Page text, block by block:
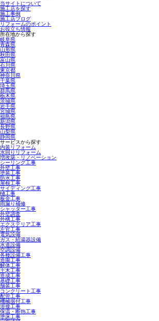
当サイトについて
施工店を探す
施工事例
施工店ブログ
リフォームのポイント
お役立ち情報
所在地から探す
岐阜県
青森県
山形県
秋田県
富山県
石川県
東京都
神奈川県
千葉県
埼玉県
群馬県
栃木県
茨城県
岩手県
宮城県
福島県
新潟県
長野県
山梨県
静岡県
サービスから探す
内装リフォーム
水回りリフォーム
増改築・リノベーション
シーリング工事
外壁工事
塗装工事
防水工事
屋根工事
サイディング工事
樋工事
板金工事
雨漏り補修
シャッター工事
外壁調査
外構工事
エクステリア工事
左官工事
電気設備
ガス・給湯器設備
水道設備
空調設備
各種設備工事
造園工事
解体工事
土木工事
造成工事
基礎工事
舗装工事
コンクリート工事
配管工事
機械据付工事
溶接工事
保温・断熱工事
塗床工事